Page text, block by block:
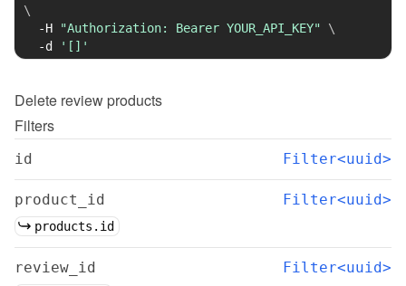
\
-H
"Authorization: Bearer YOUR_API_KEY"
\
-d
'[]'
Delete review products
Filters
id Filter<uuid>
product_id Filter<uuid>
products.id
review_id Filter<uuid>